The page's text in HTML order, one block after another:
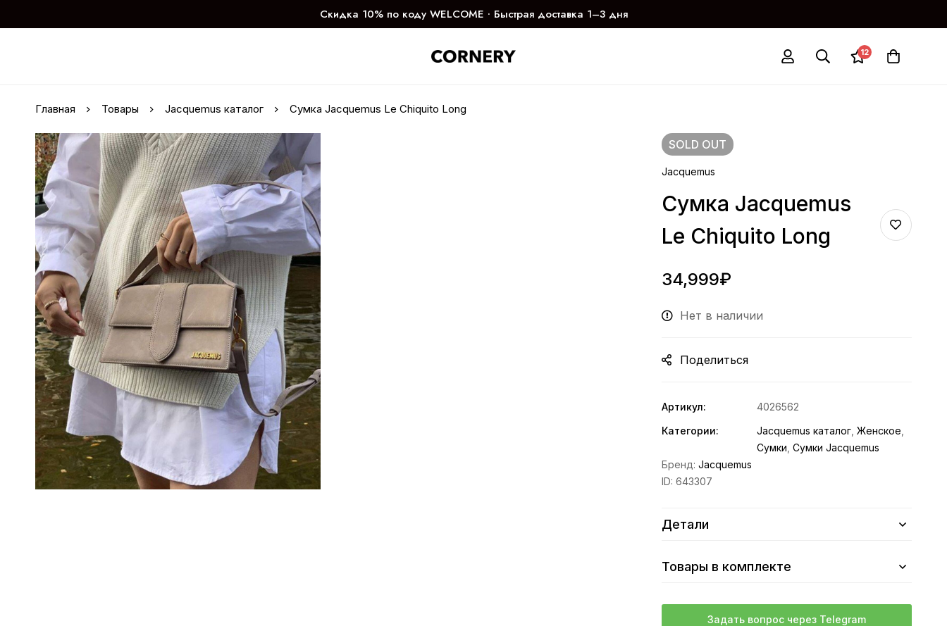
Скидка 10% по коду WELCOME ∙ Быстрая доставка 1–3 дня
12
Главная Товары Jacquemus каталог Сумка Jacquemus Le Chiquito Long
SOLD OUT
Jacquemus
Сумка Jacquemus
Le Chiquito Long
34,999₽
Нет в наличии
Поделиться
Артикул:
4026562
Категории:
Jacquemus каталог ,Женское
Сумки ,Сумки Jacquemus
Бренд:Jacquemus
ID:643307
Детали
Товары в комплекте
Задать вопрос через Telegram